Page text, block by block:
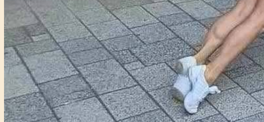
Főtámogató: